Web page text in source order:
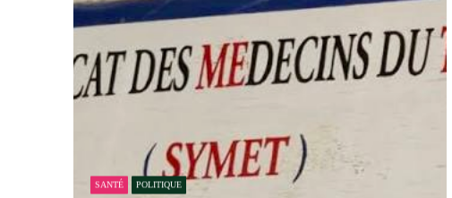
Bongor : la Maison de la Culture rebaptisée «
Tchad : la Hama suspend l’examen des
SANTÉ POLITIQUE